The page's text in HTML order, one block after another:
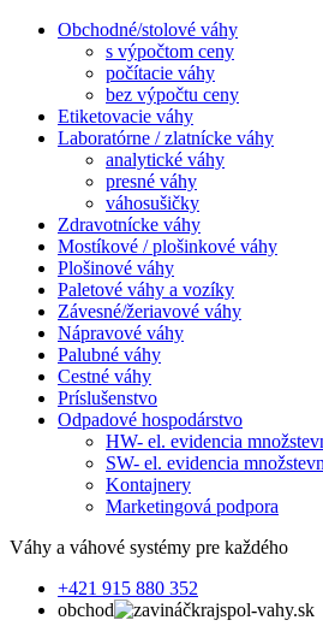
Obchodné/stolové váhy
s výpočtom ceny
počítacie váhy
bez výpočtu ceny
Etiketovacie váhy
Laboratórne / zlatnícke váhy
analytické váhy
presné váhy
váhosušičky
Zdravotnícke váhy
Mostíkové / plošinkové váhy
Plošinové váhy
Paletové váhy a vozíky
Závesné/žeriavové váhy
Nápravové váhy
Palubné váhy
Cestné váhy
Príslušenstvo
Odpadové hospodárstvo
HW- el. evidencia
SW- el. evidencia
Kontajnery
Marketingová podpora
Váhy a váhové systémy pre každého
+421 915 880 352
obchod
krajspol-vahy.sk